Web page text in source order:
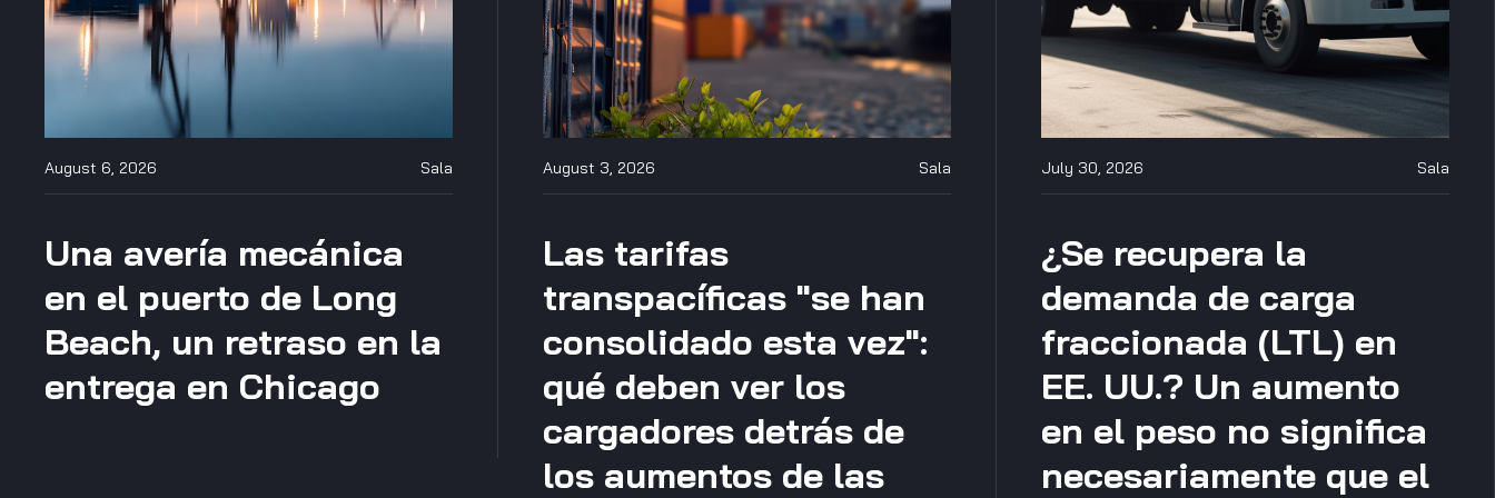
August 6, 2026 Sala
Una avería mecánica
en el puerto de Long
Beach, un retraso en la
entrega en Chicago
August 3, 2026 Sala
Las tarifas
transpacíficas "se han
consolidado esta vez":
qué deben ver los
cargadores detrás de
los aumentos de las
July 30, 2026 Sala
¿Se recupera la
demanda de carga
fraccionada (LTL) en
EE. UU.? Un aumento
en el peso no significa
necesariamente que el